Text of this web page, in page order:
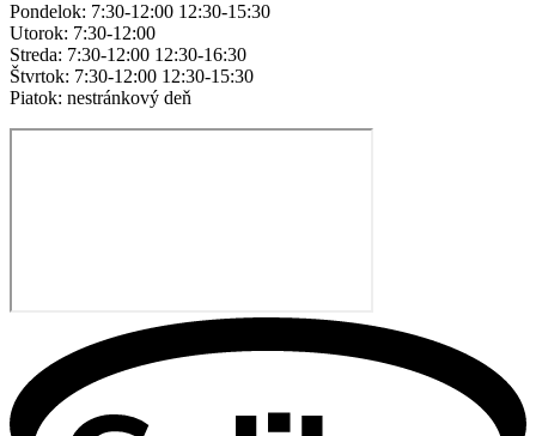
Pondelok: 7:30-12:00 12:30-15:30
Utorok: 7:30-12:00
Streda: 7:30-12:00 12:30-16:30
Štvrtok: 7:30-12:00 12:30-15:30
Piatok: nestránkový deň